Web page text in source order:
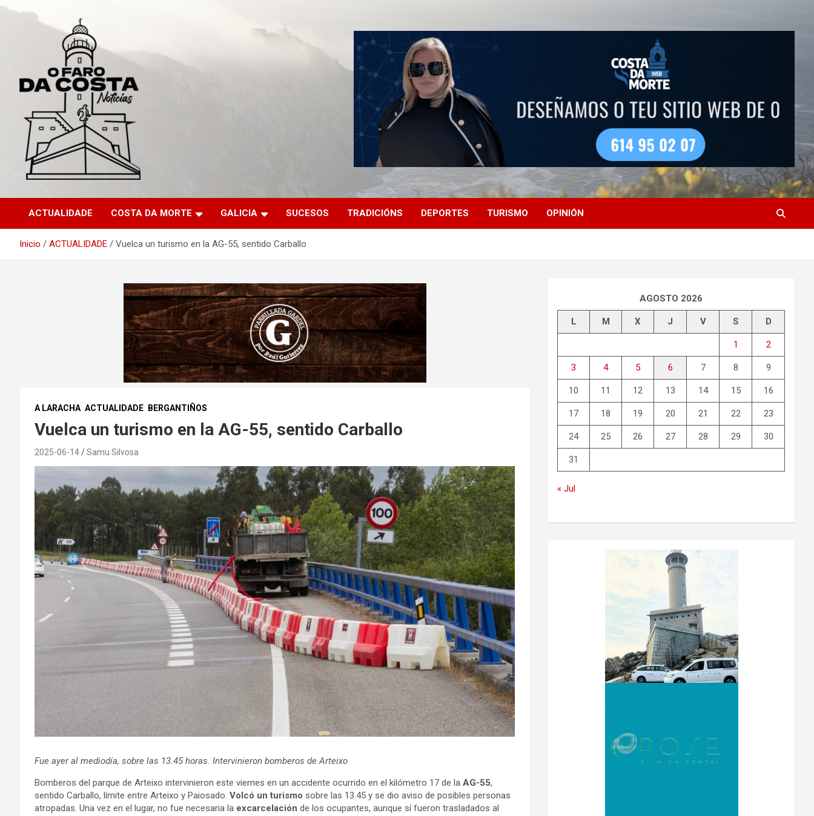
Saltar
ACTUALIDADE COSTA DA MORTE GALICIA SUCESOS TRADICIÓNS DEPORTES TURISMO OPINIÓN
Inicio ACTUALIDADE Vuelca un turismo en la AG-55, sentido Carballo
A LARACHA ACTUALIDADE BERGANTIÑOS
Vuelca un turismo en la AG-55, sentido Carballo
2025-06-14 Samu Silvosa
Fue ayer al mediodía, sobre las 13.45 horas. Intervinieron bomberos de Arteixo
Bomberos del parque de Arteixo intervinieron este viernes en un accidente ocurrido en el kilómetro 17 de la AG-55,
sentido Carballo, límite entre Arteixo y Paiosado. Volcó un turismo sobre las 13.45 y se dio aviso de posibles personas
atropadas. Una vez en el lugar, no fue necesaria la excarcelación de los ocupantes, aunque sí fueron trasladados al
AGOSTO 2026
L M X J V S D
1 2
3 4 5 6 7 8 9
10 11 12 13 14 15 16
17 18 19 20 21 22 23
24 25 26 27 28 29 30
31
« Jul